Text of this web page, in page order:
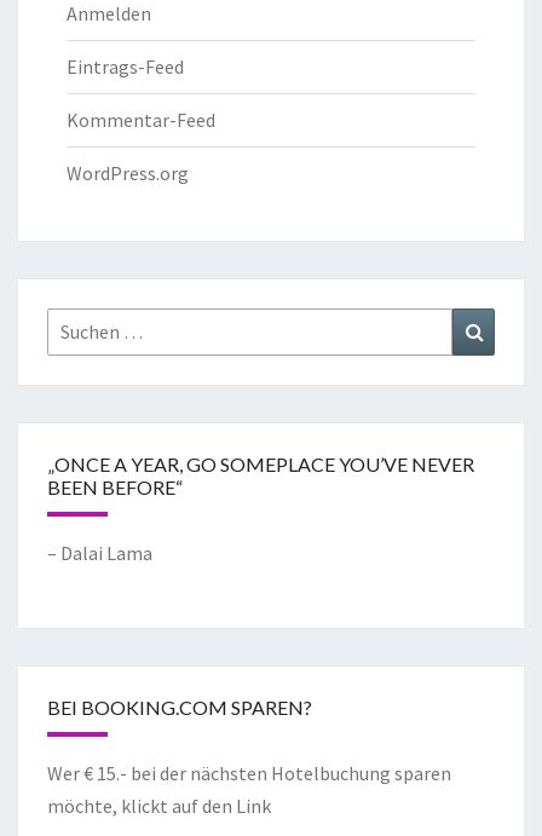
Anmelden
Eintrags-Feed
Kommentar-Feed
WordPress.org
„ONCE A YEAR, GO SOMEPLACE YOU’VE NEVER
BEEN BEFORE“
– Dalai Lama
BEI BOOKING.COM SPAREN?
Wer € 15.- bei der nächsten Hotelbuchung sparen
möchte, klickt auf den Link